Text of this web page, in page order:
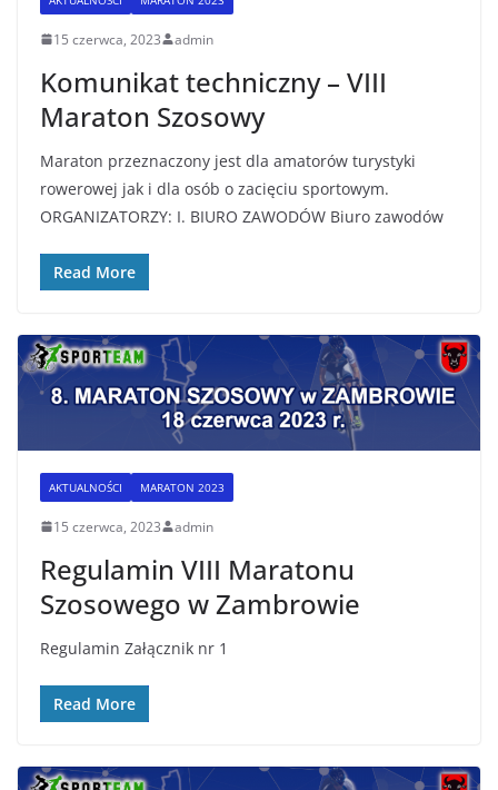
15 czerwca, 2023 admin
Komunikat techniczny – VIII
Maraton Szosowy
Maraton przeznaczony jest dla amatorów turystyki
rowerowej jak i dla osób o zacięciu sportowym.
ORGANIZATORZY: I. BIURO ZAWODÓW Biuro zawodów
Read More
AKTUALNOŚCI MARATON 2023
15 czerwca, 2023 admin
Regulamin VIII Maratonu
Szosowego w Zambrowie
Regulamin Załącznik nr 1
Read More